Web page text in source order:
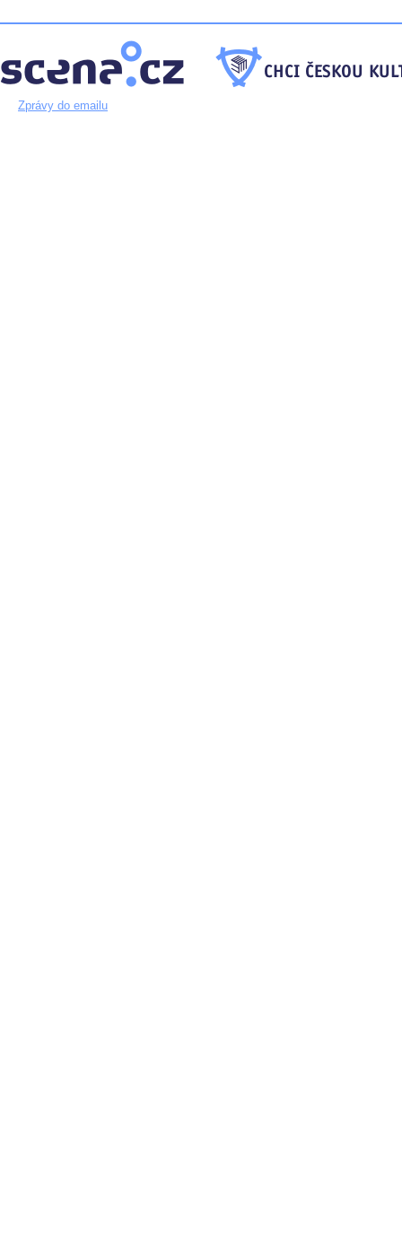
Zprávy do emailu